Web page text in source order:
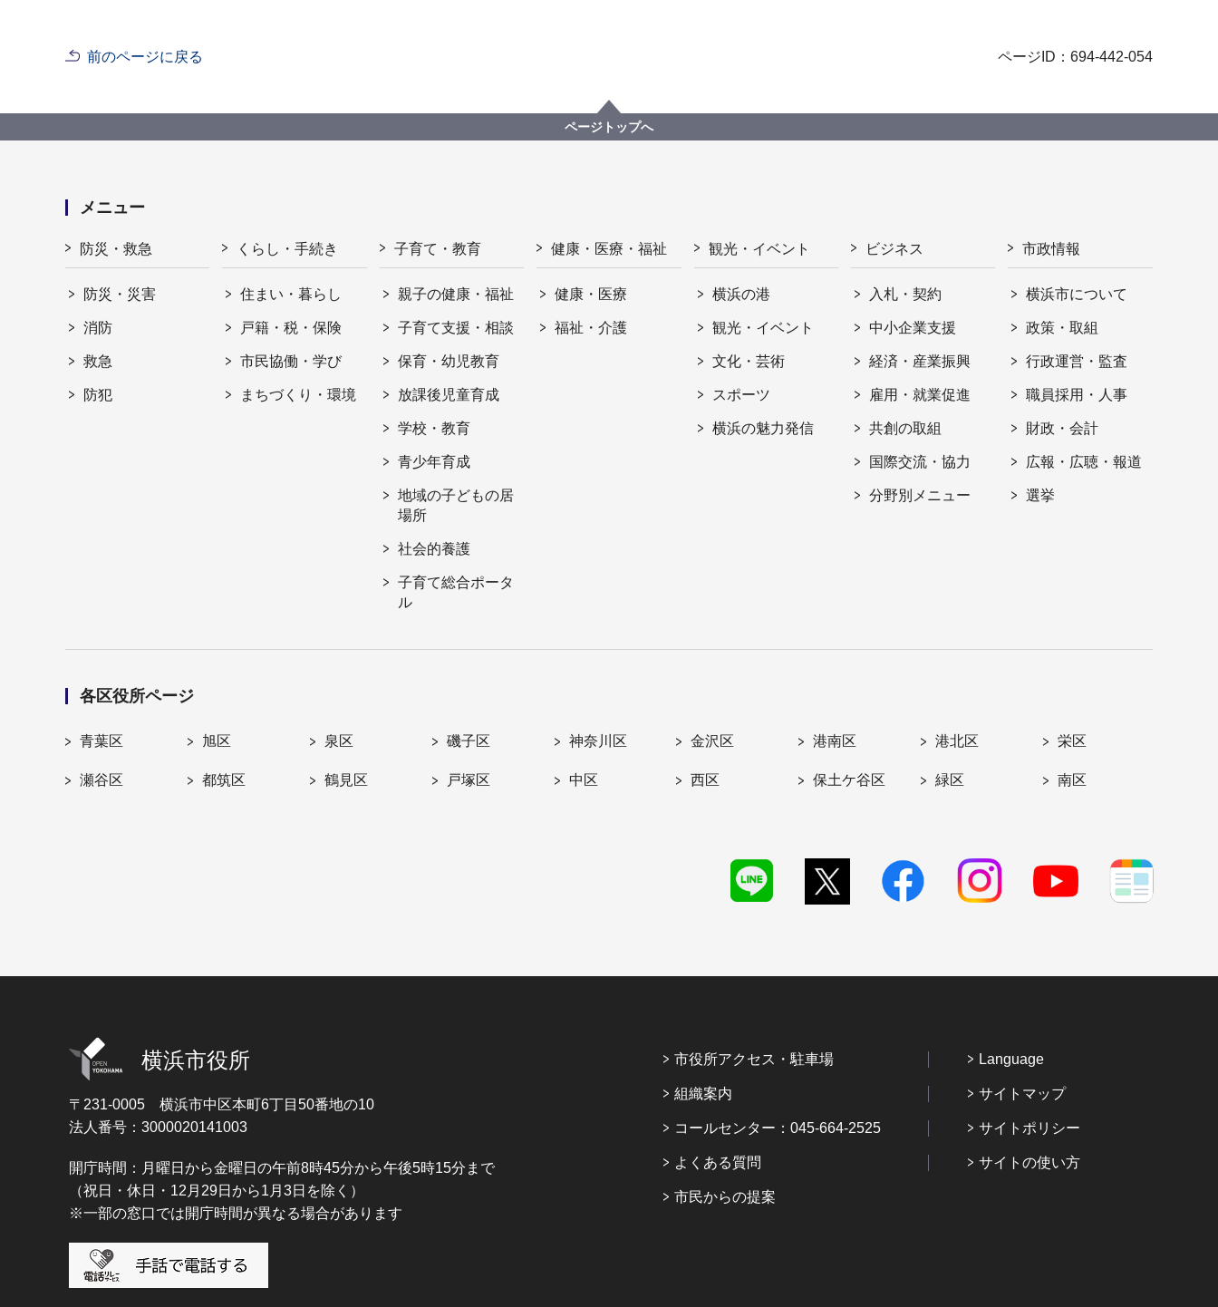
前のページに戻る ページID：694-442-054
ページトップへ
メニュー
防災・救急
防災・災害
消防
救急
防犯
くらし・手続き
住まい・暮らし
戸籍・税・保険
市民協働・学び
まちづくり・環境
子育て・教育
親子の健康・福祉
子育て支援・相談
保育・幼児教育
放課後児童育成
学校・教育
青少年育成
地域の子どもの居
場所
社会的養護
子育て総合ポータ
ル
健康・医療・福祉
健康・医療
福祉・介護
観光・イベント
横浜の港
観光・イベント
文化・芸術
スポーツ
横浜の魅力発信
ビジネス
入札・契約
中小企業支援
経済・産業振興
雇用・就業促進
共創の取組
国際交流・協力
分野別メニュー
市政情報
横浜市について
政策・取組
行政運営・監査
職員採用・人事
財政・会計
広報・広聴・報道
選挙
各区役所ページ
青葉区 旭区 泉区 磯子区 神奈川区 金沢区 港南区 港北区 栄区
瀬谷区 都筑区 鶴見区 戸塚区 中区 西区 保土ケ谷区 緑区 南区
横浜市役所
〒231-0005 横浜市中区本町6丁目50番地の10
法人番号：3000020141003
開庁時間：月曜日から金曜日の午前8時45分から午後5時15分まで
（祝日・休日・12月29日から1月3日を除く）
※一部の窓口では開庁時間が異なる場合があります
市役所アクセス・駐車場
組織案内
コールセンター：045-664-2525
よくある質問
市民からの提案
Language
サイトマップ
サイトポリシー
サイトの使い方